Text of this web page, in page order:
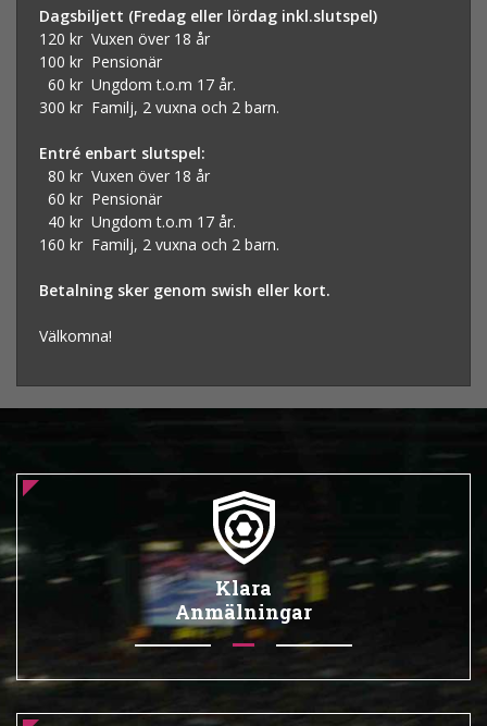
Dagsbiljett (Fredag eller lördag inkl.slutspel)
120 kr Vuxen över 18 år
100 kr Pensionär
60 kr Ungdom t.o.m 17 år.
300 kr Familj, 2 vuxna och 2 barn.
Entré enbart slutspel:
80 kr Vuxen över 18 år
60 kr Pensionär
40 kr Ungdom t.o.m 17 år.
160 kr Familj, 2 vuxna och 2 barn.
Betalning sker genom swish eller kort.
Välkomna!
Klara
Anmälningar